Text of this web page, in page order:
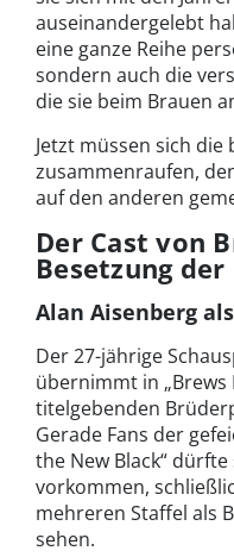
auseinandergelebt
eine ganze Reihe
sondern auch die
die sie beim Brauen
Jetzt müssen sich
zusammenraufen,
auf den anderen
Der Cast von
Besetzung
Alan Aisenberg
Der 27-jährige
übernimmt in „Brews
titelgebenden
Gerade Fans der
the New Black“
vorkommen,
mehreren Staffel als
sehen.